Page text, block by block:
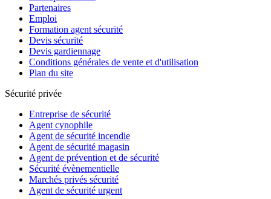
Partenaires
Emploi
Formation agent sécurité
Devis sécurité
Devis gardiennage
Conditions générales de vente et d'utilisation
Plan du site
Sécurité privée
Entreprise de sécurité
Agent cynophile
Agent de sécurité incendie
Agent de sécurité magasin
Agent de prévention et de sécurité
Sécurité évènementielle
Marchés privés sécurité
Agent de sécurité urgent